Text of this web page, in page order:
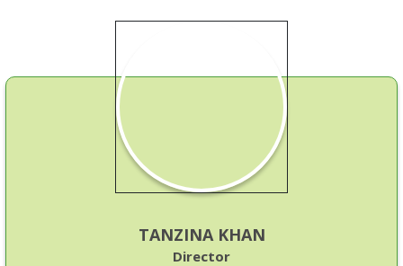
TANZINA KHAN
Director